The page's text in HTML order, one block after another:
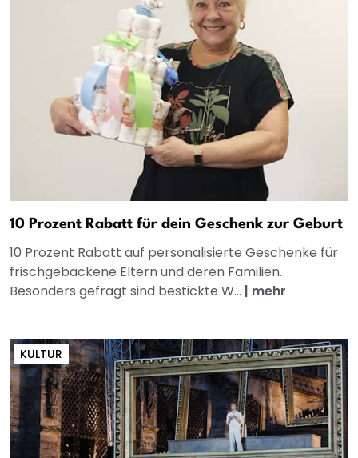
10 Prozent Rabatt für dein Geschenk zur Geburt
10 Prozent Rabatt auf personalisierte Geschenke für
frischgebackene Eltern und deren Familien.
Besonders gefragt sind bestickte W... | mehr
KULTUR